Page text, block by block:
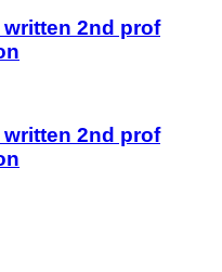
2nd prof
2nd prof